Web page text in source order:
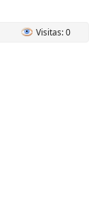
Visitas: 0